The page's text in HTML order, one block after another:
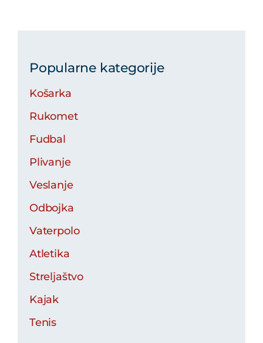
Popularne kategorije
Košarka
Rukomet
Fudbal
Plivanje
Veslanje
Odbojka
Vaterpolo
Atletika
Streljaštvo
Kajak
Tenis